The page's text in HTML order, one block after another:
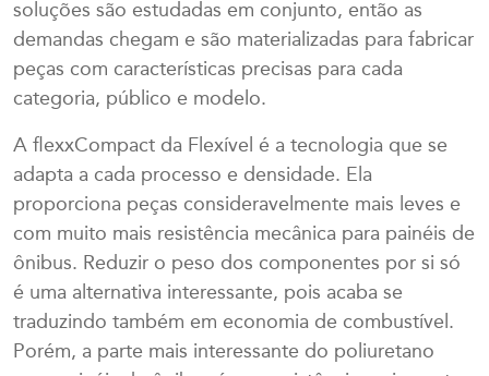
soluções são estudadas em conjunto, então as
demandas chegam e são materializadas para fabricar
peças com características precisas para cada
categoria, público e modelo.
A flexxCompact da Flexível é a tecnologia que se
adapta a cada processo e densidade. Ela
proporciona peças consideravelmente mais leves e
com muito mais resistência mecânica para painéis de
ônibus. Reduzir o peso dos componentes por si só
é uma alternativa interessante, pois acaba se
traduzindo também em economia de combustível.
Porém, a parte mais interessante do poliuretano